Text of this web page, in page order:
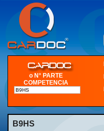
o N° PARTE
COMPETENCIA
B9HS